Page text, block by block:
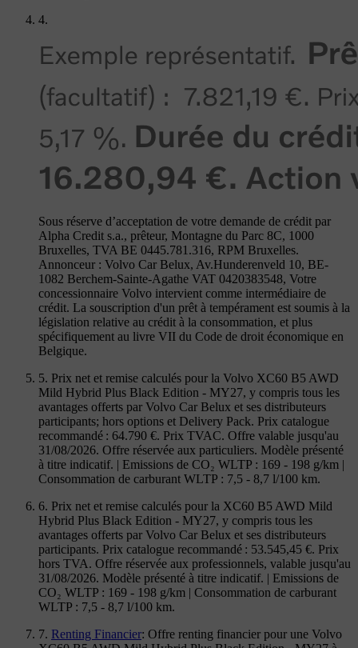
4.
Sous réserve d’acceptation de votre demande de crédit par
Alpha Credit s.a., prêteur, Montagne du Parc 8C, 1000
Bruxelles, TVA BE 0445.781.316, RPM Bruxelles.
Annonceur : Volvo Car Belux, Av.Hunderenveld 10, BE-
1082 Berchem-Sainte-Agathe VAT 0420383548, Votre
concessionnaire Volvo intervient comme intermédiaire de
crédit. La souscription d'un prêt à tempérament est soumis à la
législation relative au crédit à la consommation, et plus
spécifiquement au livre VII du Code de droit économique en
Belgique.
5. Prix net et remise calculés pour la Volvo XC60 B5 AWD
Mild Hybrid Plus Black Edition - MY27, y compris tous les
avantages offerts par Volvo Car Belux et ses distributeurs
participants; hors options et Delivery Pack. Prix catalogue
recommandé : 64.790 €. Prix TVAC. Offre valable jusqu'au
31/08/2026. Offre réservée aux particuliers. Modèle présenté
à titre indicatif. | Emissions de CO₂ WLTP : 169 - 198 g/km |
Consommation de carburant WLTP : 7,5 - 8,7 l/100 km.
6. Prix net et remise calculés pour la XC60 B5 AWD Mild
Hybrid Plus Black Edition - MY27, y compris tous les
avantages offerts par Volvo Car Belux et ses distributeurs
participants. Prix catalogue recommandé : 53.545,45 €. Prix
hors TVA. Offre réservée aux professionnels, valable jusqu'au
31/08/2026. Modèle présenté à titre indicatif. | Emissions de
CO₂ WLTP : 169 - 198 g/km | Consommation de carburant
WLTP : 7,5 - 8,7 l/100 km.
7. Renting Financier: Offre renting financier pour une Volvo